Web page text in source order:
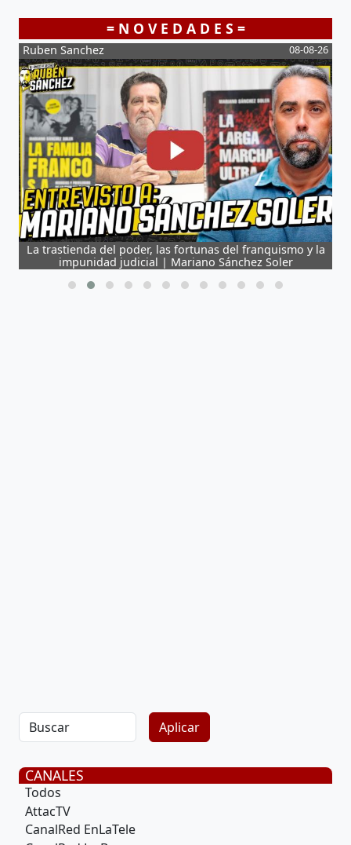
= N O V E D A D E S =
Ruben Sanchez 08-08-26
La trastienda del poder, las fortunas del franquismo y la
impunidad judicial | Mariano Sánchez Soler
CANALES
Todos
AttacTV
CanalRed EnLaTele